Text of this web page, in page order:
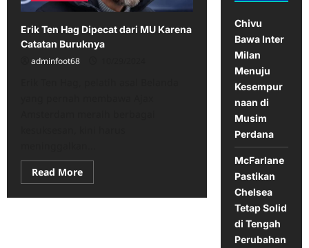
Erik Ten Hag Dipecat dari MU Karena
Catatan Buruknya
adminfoot68
Read MoreRead
more
Erik
Chivu
Bawa Inter
Milan
Menuju
Kesempur
naan di
Musim
Perdana
McFarlane
Pastikan
Chelsea
Tetap Solid
di Tengah
Perubahan